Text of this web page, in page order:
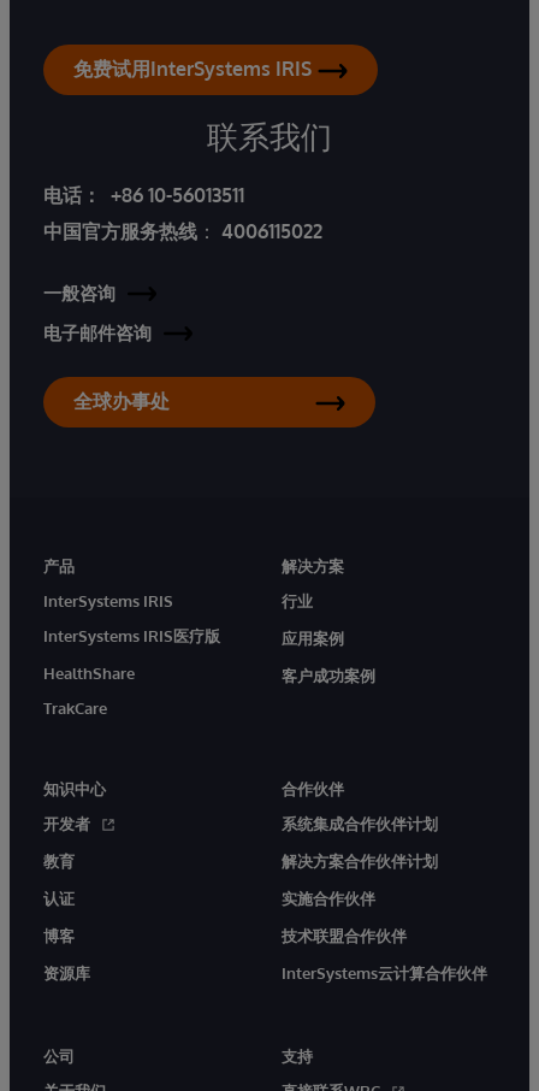
免费试用InterSystems IRIS
联系我们
电话：
+86 10-56013511
中国官方服务热线 ： 4006115022
一般咨询
电子邮件咨询
全球办事处
产品
InterSystems IRIS
InterSystems IRIS医疗版
HealthShare
TrakCare
解决方案
行业
应用案例
客户成功案例
知识中心
开发者
教育
认证
博客
资源库
合作伙伴
系统集成合作伙伴计划
解决方案合作伙伴计划
实施合作伙伴
技术联盟合作伙伴
InterSystems云计算合作伙伴
公司
支持